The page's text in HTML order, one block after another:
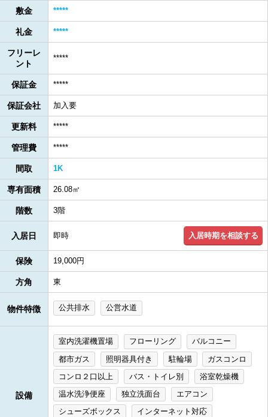
敷金 *****
礼金 *****
フリーレ
ント
*****
保証金 *****
保証会社 加入要
更新料 *****
管理費 *****
間取 1K
専有面積 26.08㎡
階数 3階
入居日 即時 入居時期を相談する
保険 19,000円
方角 東
物件特徴 公共排水 公営水道
設備
室内洗濯機置場 フローリング
バルコニー
都市ガス
照明器具付き 駐輪場
ガスコンロ
コンロ２口以上
バス・トイレ別
浴室乾燥機
温水洗浄便座
独立洗面台
エアコン
シューズボックス
インターネット対応